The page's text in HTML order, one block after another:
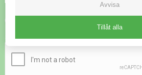
Säkerhetskontroll*
Avvisa
Tillåt alla